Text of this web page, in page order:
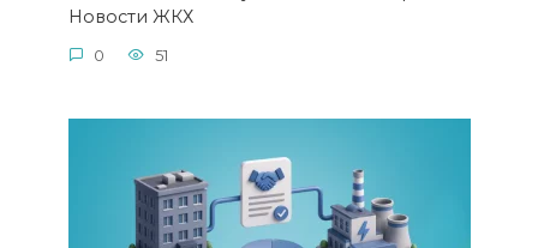
Новости ЖКХ
0 51